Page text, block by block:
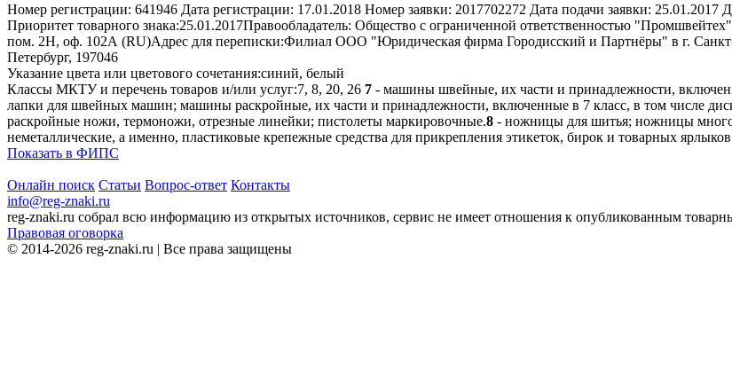
Номер регистрации: 641946 Дата регистрации: 17.01.2018 Номер заявки: 2017702272 Дата подачи заявки: 25.01.2017
Приоритет товарного знака:25.01.2017Правообладатель: Общество с ограниченной ответственностью
пом. 2Н, оф. 102А (RU)Адрес для переписки:Филиал ООО "Юридическая фирма Городисский и Партнёры" в г.
Петербург, 197046
Указание цвета или цветового сочетания:синий, белый
Классы МКТУ и перечень товаров и/или услуг:7, 8, 20, 26 7 - машины швейные, их части и принадлежности,
лапки для швейных машин; машины раскройные, их части и принадлежности, включенные в 7 класс, в том числе
раскройные ножи, термоножи, отрезные линейки; пистолеты маркировочные.8 - ножницы для шитья; ножницы
неметаллические, а именно, пластиковые крепежные средства для прикрепления этикеток, бирок и товарных
Показать в ФИПС
Онлайн поиск Статьи Вопрос-ответ Контакты
info@reg-znaki.ru
reg-znaki.ru собрал всю информацию из открытых источников, сервис не имеет отношения к опубликованным
Правовая оговорка
© 2014-2026 reg-znaki.ru | Все права защищены